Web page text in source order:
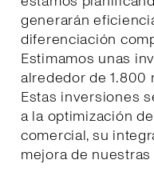
generarán
diferenciación
Estimamos unas
alrededor de 1.800
Estas inversiones
a la optimización
comercial, su
mejora de